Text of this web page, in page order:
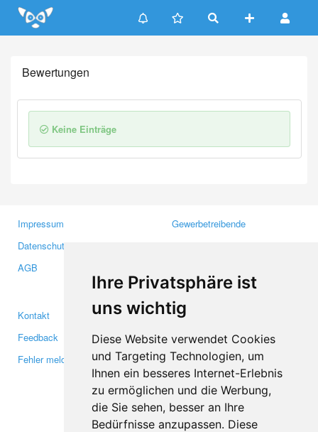
Ihre Privatsphäre ist
uns wichtig
Diese Website verwendet Cookies
und Targeting Technologien, um
Ihnen ein besseres Internet-Erlebnis
zu ermöglichen und die Werbung,
die Sie sehen, besser an Ihre
Bedürfnisse anzupassen. Diese
Update cookies preferences
Bewertungen
Keine Einträge
Impressum
Datenschutzerklärung
AGB
Gewerbetreibende
Medien
Kontakt
Feedback
Fehler melden
Facebook
Twitter
YouTube
Google+
Makis© Copyright 2026